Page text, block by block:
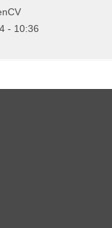
- 10:36